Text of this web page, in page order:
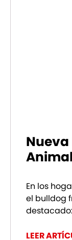
Nueva
En los
el bulldog
LEER